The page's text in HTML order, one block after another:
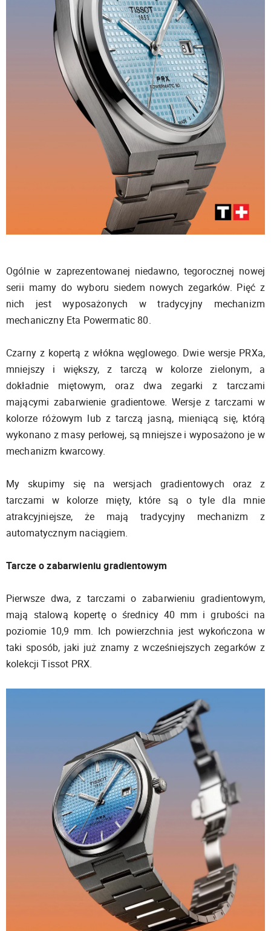
Ogólnie w zaprezentowanej niedawno, tegorocznej nowej
serii mamy do wyboru siedem nowych zegarków. Pięć z
nich jest wyposażonych w tradycyjny mechanizm
mechaniczny Eta Powermatic 80.
Czarny z kopertą z włókna węglowego. Dwie wersje PRXa,
mniejszy i większy, z tarczą w kolorze zielonym, a
dokładnie miętowym, oraz dwa zegarki z tarczami
mającymi zabarwienie gradientowe. Wersje z tarczami w
kolorze różowym lub z tarczą jasną, mieniącą się, którą
wykonano z masy perłowej, są mniejsze i wyposażono je w
mechanizm kwarcowy.
My skupimy się na wersjach gradientowych oraz z
tarczami w kolorze mięty, które są o tyle dla mnie
atrakcyjniejsze, że mają tradycyjny mechanizm z
automatycznym naciągiem.
Tarcze o zabarwieniu gradientowym
Pierwsze dwa, z tarczami o zabarwieniu gradientowym,
mają stalową kopertę o średnicy 40 mm i grubości na
poziomie 10,9 mm. Ich powierzchnia jest wykończona w
taki sposób, jaki już znamy z wcześniejszych zegarków z
kolekcji Tissot PRX.